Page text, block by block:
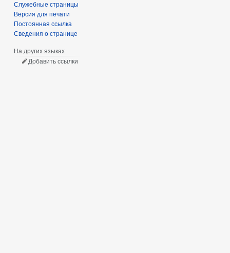
Служебные страницы
Версия для печати
Постоянная ссылка
Сведения о странице
На других языках
Добавить ссылки